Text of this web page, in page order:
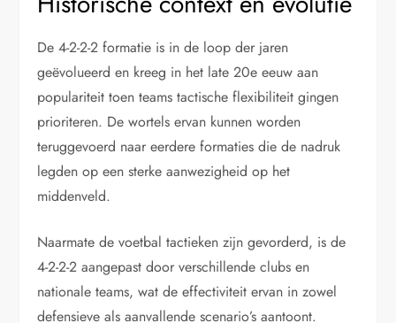
De 4-2-2-2 formatie is in de loop der jaren
geëvolueerd en kreeg in het late 20e eeuw aan
populariteit toen teams tactische flexibiliteit gingen
prioriteren. De wortels ervan kunnen worden
teruggevoerd naar eerdere formaties die de nadruk
legden op een sterke aanwezigheid op het
middenveld.
Naarmate de voetbal tactieken zijn gevorderd, is de
4-2-2-2 aangepast door verschillende clubs en
nationale teams, wat de effectiviteit ervan in zowel
defensieve als aanvallende scenario’s aantoont.